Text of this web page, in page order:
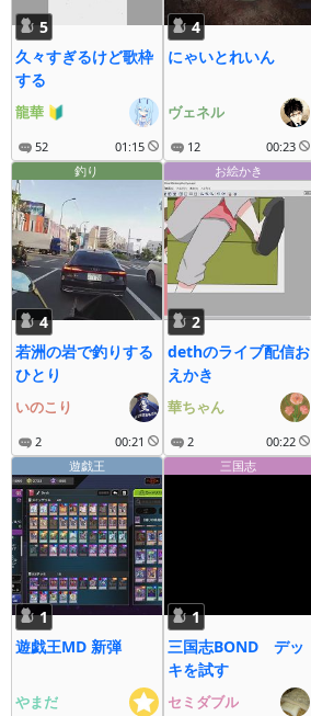
5
久々すぎるけど歌枠
する
龍華 🔰
52 01:15
4
にゃいとれいん
ヴェネル
12 00:23
釣り
4
若洲の岩で釣りする
ひとり
いのこり
2 00:21
お絵かき
2
dethのライブ配信お
えかき
華ちゃん
2 00:22
遊戯王
1
遊戯王MD 新弾
やまだ
三国志
1
三国志BOND デッ
キを試す
セミダブル